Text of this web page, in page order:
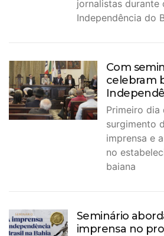
jornalistas durante
Independência do
Com
celebram
Primeiro dia
surgimento
imprensa e
no
baiana
Seminário
imprensa no